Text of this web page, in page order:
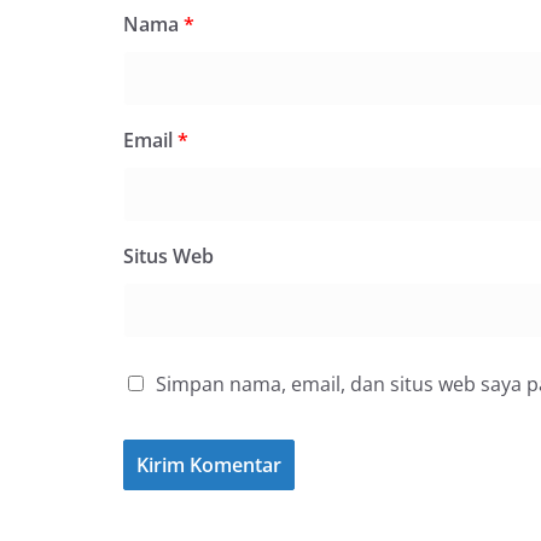
Nama *
Email*
Situs Web
Simpan nama, email, dan situs web